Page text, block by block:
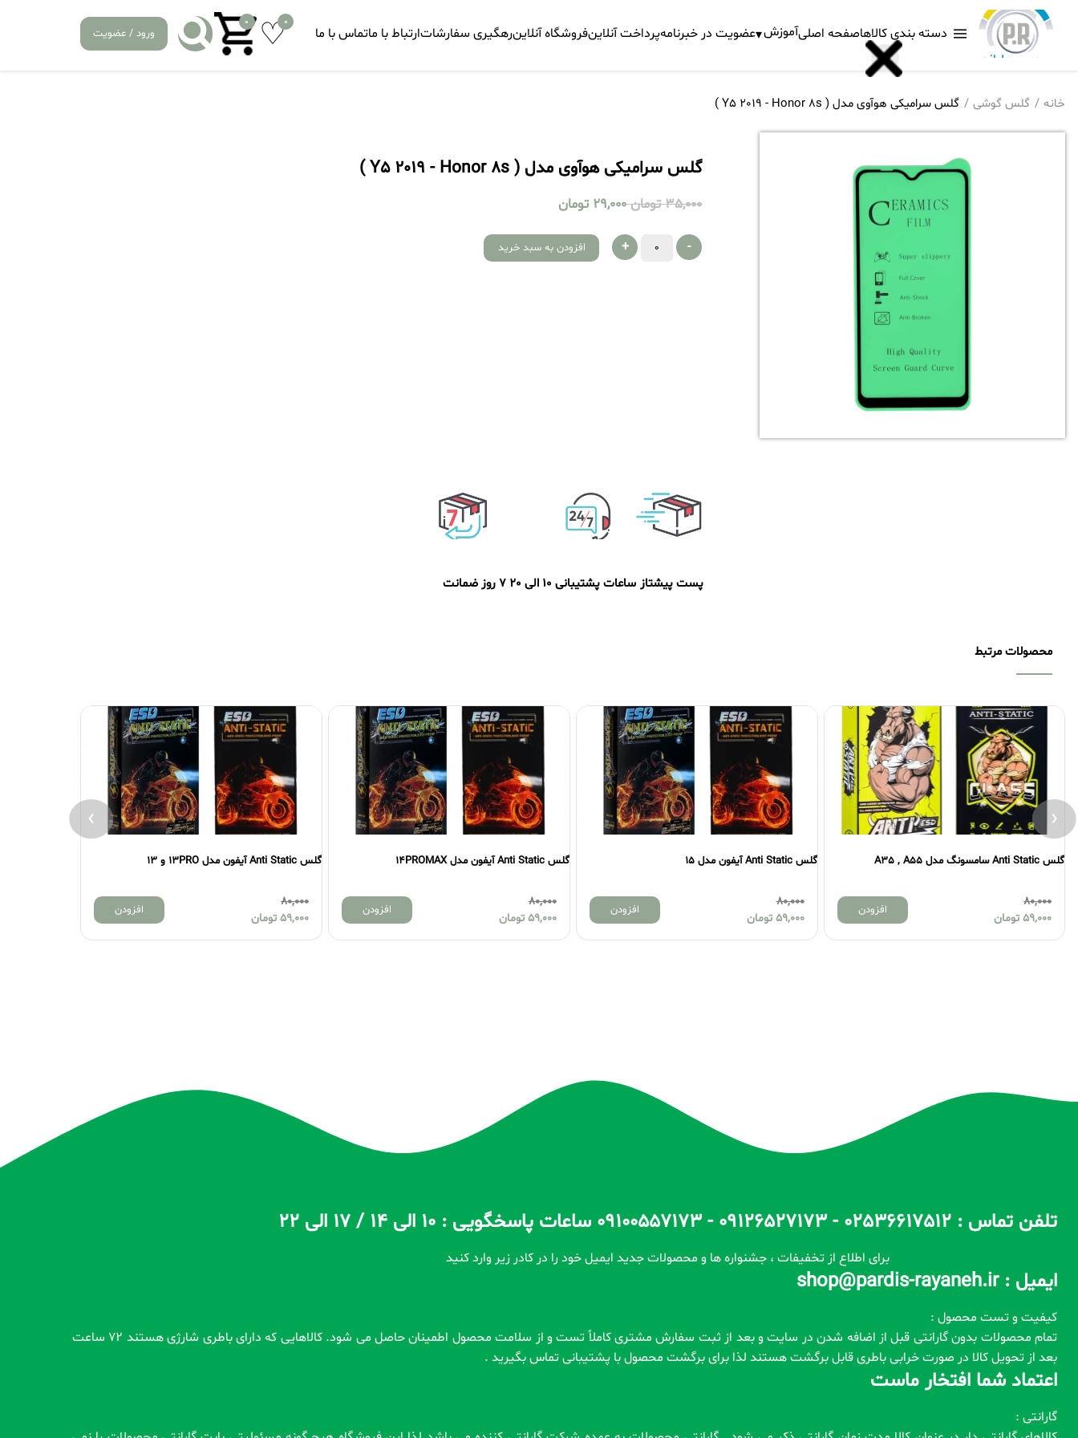
دسته بندی کالاهاصفحه اصلیآموزش عضویت در خبرنامهپرداخت آنلاینفروشگاه آنلاینرهگیری سفارشاتارتباط با ماتماس با ما
0
0
ورود / عضویت
خانه گلس گوشی گلس سرامیکی هوآوی مدل ( Y5 2019 - Honor 8s )
گلس سرامیکی هوآوی مدل ( Y5 2019 - Honor 8s )
35,000 تومان 29,000 تومان
-
+ افزودن به سبد خرید
پست پیشتاز ساعات پشتیبانی 10 الی 20 7 روز ضمانت
محصولات مرتبط
گلس Anti Static سامسونگ مدل A35 , A55
80,000
59,000 تومان
افزودن
گلس Anti Static آیفون مدل 15
80,000
59,000 تومان
افزودن
گلس Anti Static آیفون مدل 14PROMAX
80,000
59,000 تومان
افزودن
گلس Anti Static آیفون مدل 13PRO و 13
80,000
59,000 تومان
افزودن
‹
›
تلفن تماس : 02536617512 - 09126527173 - 09100557173 ساعات پاسخگویی : 10 الی 14 / 17 الی 22
برای اطلاع از تخفیفات ، جشنواره ها و محصولات جدید ایمیل خود را در کادر زیر وارد کنید
ایمیل : shop@pardis-rayaneh.ir
کیفیت و تست محصول :
تمام محصولات بدون گارانتی قبل از اضافه شدن در سایت و بعد از ثبت سفارش مشتری کاملاً تست و از سلامت محصول اطمینان حاصل می شود. کالاهایی که دارای باطری شارژی هستند 72 ساعت
بعد از تحویل کالا در صورت خرابی باطری قابل برگشت هستند لذا برای برگشت محصول با پشتیبانی تماس بگیرید .
اعتماد شما افتخار ماست
گارانتی :